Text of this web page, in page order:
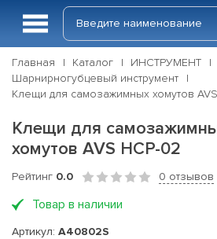
Главная Каталог ИНСТРУМЕНТ
Шарнирногубцевый инструмент
Клещи для самозажимных хомутов
Клещи для
хомутов AVS HCP-02
Рейтинг 0.0 0 отзывов
Товар в наличии
Артикул: A40802S